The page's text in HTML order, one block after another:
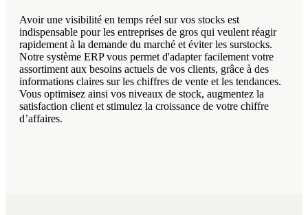
Avoir une visibilité en temps réel sur vos stocks est
indispensable pour les entreprises de gros qui veulent réagir
rapidement à la demande du marché et éviter les surstocks.
Notre système ERP vous permet d'adapter facilement votre
assortiment aux besoins actuels de vos clients, grâce à des
informations claires sur les chiffres de vente et les tendances.
Vous optimisez ainsi vos niveaux de stock, augmentez la
satisfaction client et stimulez la croissance de votre chiffre
d’affaires.